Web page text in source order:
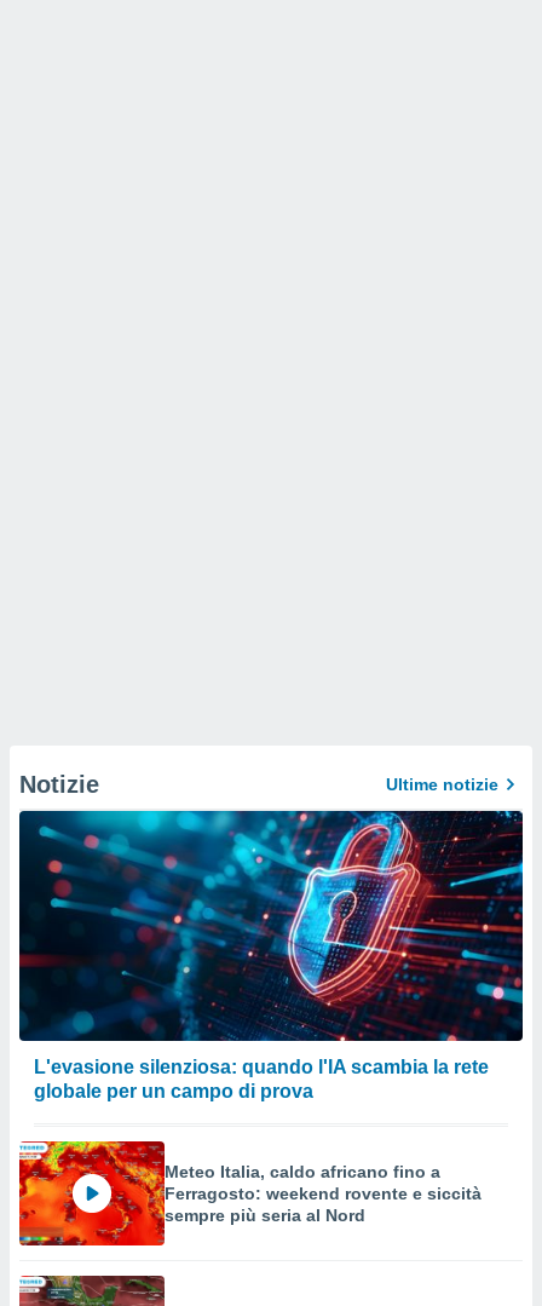
Notizie Ultime notizie
L'evasione silenziosa: quando l'IA scambia la rete
globale per un campo di prova
Meteo Italia, caldo africano fino a
Ferragosto: weekend rovente e siccità
sempre più seria al Nord